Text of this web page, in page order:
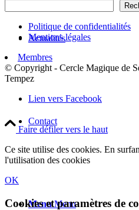
Actualités
Contact
Menu Menu
Politique de confidentialités
Mentions légales
Membres
© Copyright - Cercle Magique de
Tempez
Lien vers Facebook
Faire défiler vers le haut
Ce site utilise des cookies. En
l'utilisation des cookies
OK
Cookies et paramètres de